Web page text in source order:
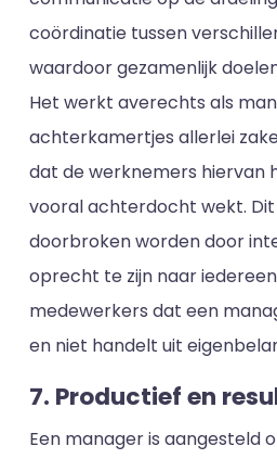
coördinatie tussen
waardoor gezamenlijk
Het werkt averechts als
achterkamertjes allerlei
dat de werknemers hiervan
vooral achterdocht wekt.
doorbroken worden door
oprecht te zijn naar
medewerkers dat een
en niet handelt uit
7. Productief en
Een manager is aangesteld